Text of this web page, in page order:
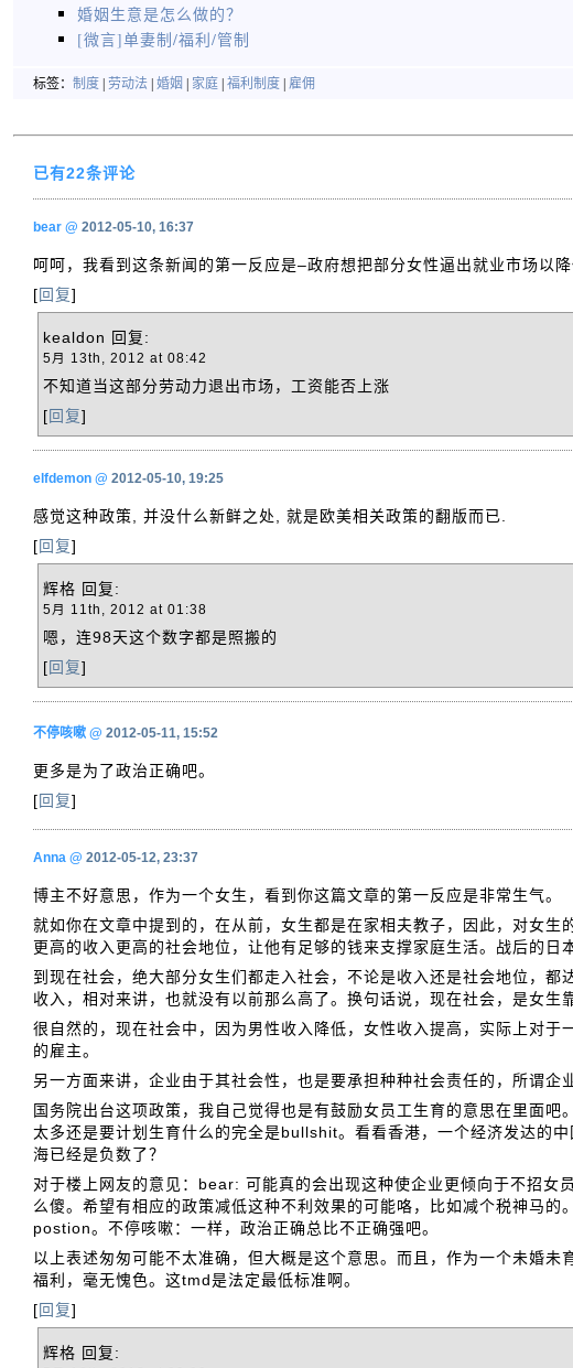
婚姻生意是怎么做的？
[微言]单妻制/福利/管制
标签： 制度 劳动法 婚姻 家庭 福利制度 雇佣
已有22条评论
bear @ 2012-05-10, 16:37
呵呵，我看到这条新闻的第一反应是–政府想把部分女性逼出就业市场以
[回复]
kealdon 回复:
5月 13th, 2012 at 08:42
不知道当这部分劳动力退出市场，工资能否上涨
[回复]
elfdemon @ 2012-05-10, 19:25
感觉这种政策, 并没什么新鲜之处, 就是欧美相关政策的翻版而已.
[回复]
辉格 回复:
5月 11th, 2012 at 01:38
嗯，连98天这个数字都是照搬的
[回复]
不停咳嗽 @ 2012-05-11, 15:52
更多是为了政治正确吧。
[回复]
Anna @ 2012-05-12, 23:37
博主不好意思，作为一个女生，看到你这篇文章的第一反应是非常生气。
就如你在文章中提到的，在从前，女生都是在家相夫教子，因此，对女
更高的收入更高的社会地位，让他有足够的钱来支撑家庭生活。战后的日
到现在社会，绝大部分女生们都走入社会，不论是收入还是社会地位，
收入，相对来讲，也就没有以前那么高了。换句话说，现在社会，是女生
很自然的，现在社会中，因为男性收入降低，女性收入提高，实际上对
的雇主。
另一方面来讲，企业由于其社会性，也是要承担种种社会责任的，所谓
国务院出台这项政策，我自己觉得也是有鼓励女员工生育的意思在里面
太多还是要计划生育什么的完全是bullshit。看看香港，一个经济发达的
海已经是负数了？
对于楼上网友的意见：bear: 可能真的会出现这种使企业更倾向于不招女
么傻。希望有相应的政策减低这种不利效果的可能咯，比如减个税神马
postion。不停咳嗽：一样，政治正确总比不正确强吧。
以上表述匆匆可能不太准确，但大概是这个意思。而且，作为一个未婚
福利，毫无愧色。这tmd是法定最低标准啊。
[回复]
辉格 回复: